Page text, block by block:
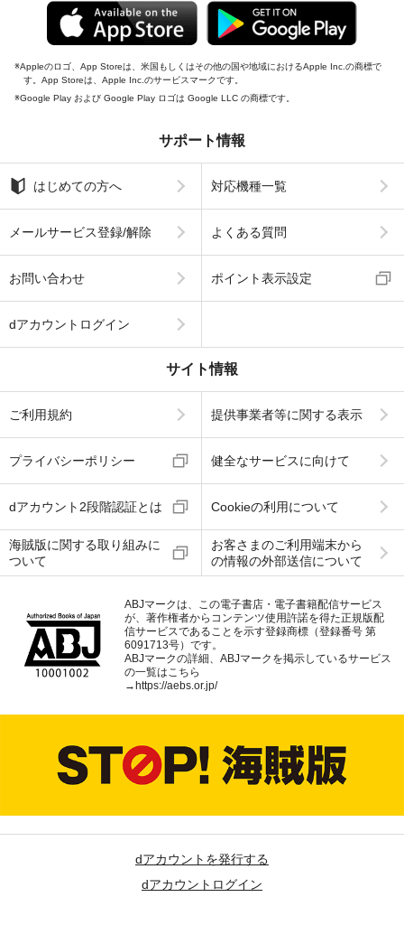
Appleのロゴ、App Storeは、米国もしくはその他の国や地域におけるApple Inc.の商標で
す。App Storeは、Apple Inc.のサービスマークです。
Google Play および Google Play ロゴは Google LLC の商標です。
サポート情報
はじめての方へ 対応機種一覧
メールサービス登録/解除 よくある質問
お問い合わせ ポイント表示設定
dアカウントログイン
サイト情報
ご利用規約 提供事業者等に関する表示
プライバシーポリシー 健全なサービスに向けて
dアカウント2段階認証とは Cookieの利用について
海賊版に関する取り組みに
ついて
お客さまのご利用端末から
の情報の外部送信について
ABJマークは、この電子書店・電子書籍配信サービス
が、著作権者からコンテンツ使用許諾を得た正規版配
信サービスであることを示す登録商標（登録番号 第
6091713号）です。
ABJマークの詳細、ABJマークを掲示しているサービス
の一覧はこちら
→ https://aebs.or.jp/
dアカウントを発行する
dアカウントログイン